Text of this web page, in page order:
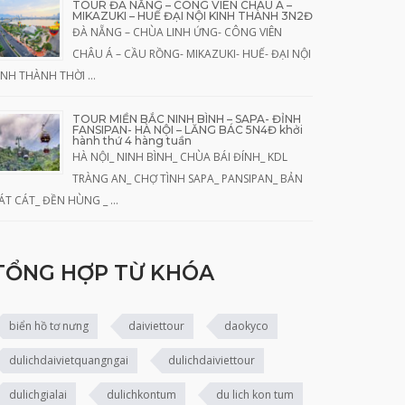
TOUR ĐÀ NẴNG – CÔNG VIÊN CHÂU Á –
MIKAZUKI – HUẾ ĐẠI NỘI KINH THÀNH 3N2Đ
ĐÀ NẴNG – CHÙA LINH ỨNG- CÔNG VIÊN
CHÂU Á – CẦU RỒNG- MIKAZUKI- HUẾ- ĐẠI NỘI
THÀNH THỜI …
TOUR MIỀN BẮC NINH BÌNH – SAPA- ĐỈNH
FANSIPAN- HÀ NỘI – LĂNG BÁC 5N4Đ khởi
hành thứ 4 hàng tuần
HÀ NỘI_ NINH BÌNH_ CHÙA BÁI ĐÍNH_ KDL
TRÀNG AN_ CHỢ TÌNH SAPA_ PANSIPAN_ BẢN
CÁT_ ĐỀN HÙNG _ …
HỢP TỪ KHÓA
biển hồ tơ nưng daiviettour daokyco
dulichdaivietquangngai dulichdaiviettour
dulichgialai dulichkontum du lich kon tum